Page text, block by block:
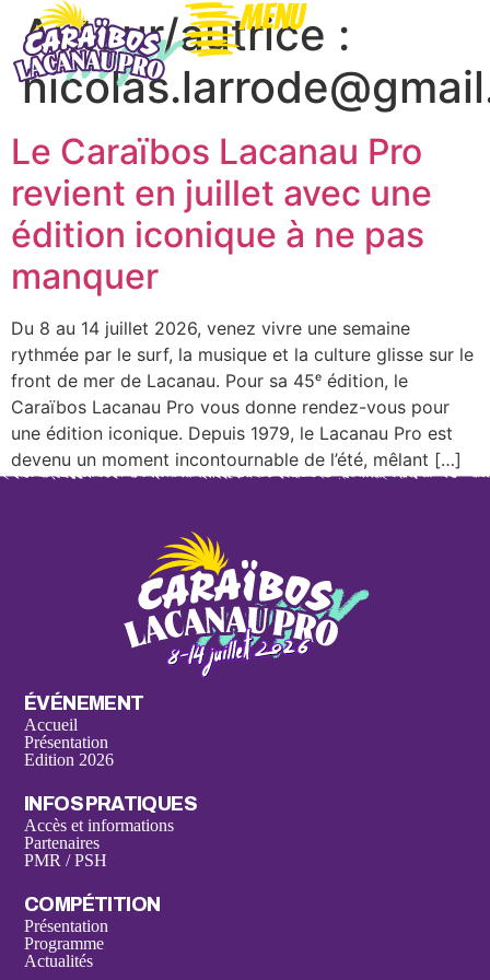
Menu
Auteur/autrice :
Le Caraïbos Lacanau Pro
revient en juillet avec une
édition iconique à ne pas
manquer
Du 8 au 14 juillet 2026, venez vivre une semaine
rythmée par le surf, la musique et la culture glisse sur le
front de mer de Lacanau. Pour sa 45ᵉ édition, le
Caraïbos Lacanau Pro vous donne rendez-vous pour
une édition iconique. Depuis 1979, le Lacanau Pro est
devenu un moment incontournable de l’été, mêlant […]
ÉVÉNEMENT
Accueil
Présentation
Edition 2026
INFOS PRATIQUES
Accès et informations
Partenaires
PMR / PSH
COMPÉTITION
Présentation
Programme
Actualités